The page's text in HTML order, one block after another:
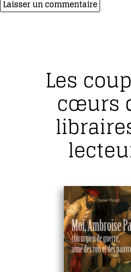
Les
cœurs